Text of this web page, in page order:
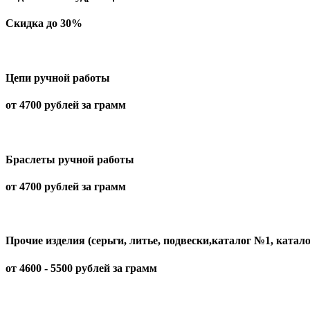
Скидка до 30%
Цепи ручной работы
от 4700 рублей за грамм
Браслеты ручной работы
от 4700 рублей за грамм
Прочие изделия (серьги, литье, подвески,каталог №1,
от 4600 - 5500 рублей за грамм